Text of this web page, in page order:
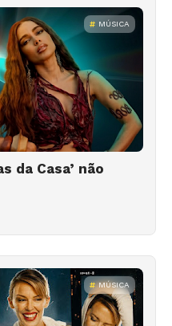
MÚSICA
da Casa’ não
MÚSICA